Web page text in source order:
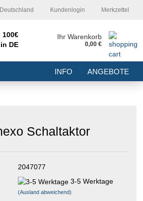
Deutschland Kundenlogin Merkzettel
100€
DE
Ihr Warenkorb
0,00 €
INFO ANGEBOTE
Schaltaktor
2047077
3-5 Werktage
(Ausland abweichend)